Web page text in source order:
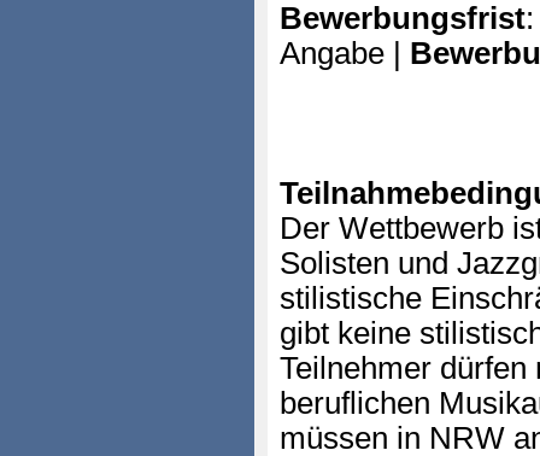
Bewerbungsfrist
Angabe |
Der Wettbewerb
Solisten und
stilistische
gibt keine
Teilnehmer dürfen
beruflichen
müssen in NRW